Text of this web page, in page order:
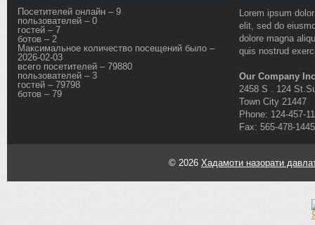
Посетителей онлайн – 9
пользователей – 0
гостей – 7
ботов – 2
Максимальное количество посещений было –
2026-02-03
всего посетителей – 79880
пользователей – 3
гостей – 79798
ботов – 79
Lorem ipsum
elit, sed do
dolore magna
quis nostrud
Our Company
2458 S . 124
Town City 21447
Phone: 124-457-
Fax: 565-478-1445
© 2026 Хадамоти назорати